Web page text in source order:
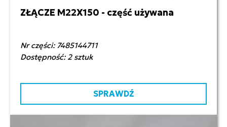
30,00 zł netto
ZŁĄCZE M22X150 - część używana
Nr części: 7485144711
Dostępność: 2 sztuk
SPRAWDŹ